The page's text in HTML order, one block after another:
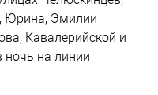
Юрина, Эмилии
Кавалерийской и
ночь на линии